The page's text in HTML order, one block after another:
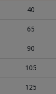
40
65
90
105
125